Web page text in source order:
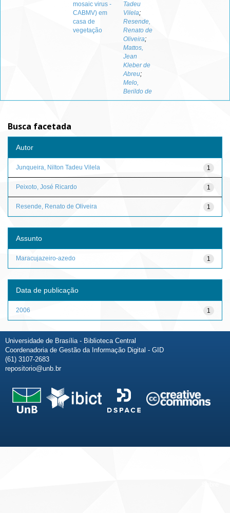
mosaic virus -
CABMV) em
casa de
vegetação
Tadeu
Vilela;
Resende,
Renato de
Oliveira;
Mattos,
Jean
Kleber de
Abreu;
Melo,
Berildo de
Busca facetada
Autor
1
Junqueira, Nilton Tadeu Vilela
1
Peixoto, José Ricardo
1
Resende, Renato de Oliveira
Assunto
1
Maracujazeiro-azedo
Data de publicação
1
2006
Universidade de Brasília - Biblioteca Central
Coordenadoria de Gestão da Informação Digital - GID
(61) 3107-2683
repositorio@unb.br